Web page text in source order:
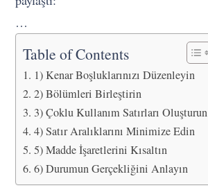
…
Table of Contents
1) Kenar Boşluklarınızı Düzenleyin
2) Bölümleri Birleştirin
3) Çoklu Kullanım Satırları Oluşturun
4) Satır Aralıklarını Minimize Edin
5) Madde İşaretlerini Kısaltın
6) Durumun Gerçekliğini Anlayın